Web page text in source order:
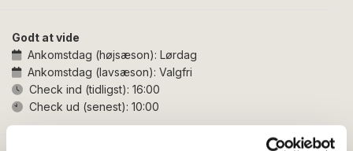
sovesofa samt udgang til egen træterrasse med
havemøbler – ideel til morgenkaffen, lette måltider og
hyggelige pauser. Fra opholdsrummet er der adgang til
en hyggelig hems med to sovepladser.
Det flotte og veludstyrede køkken har alt, hvad I
behøver til almindelig madlavning. Badeværelset er
Godt at vide
Ankomstdag (højsæson): Lørdag
Ankomstdag (lavsæson): Valgfri
Check ind (tidligst): 16:00
Check ud (senest): 10:00